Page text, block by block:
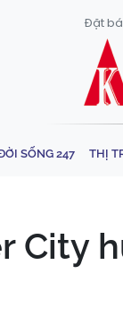
Đặt
SỐNG 247 THỊ
City